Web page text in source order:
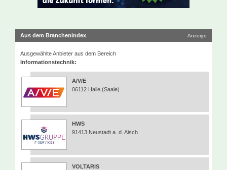
Aus dem Branchenindex Anzeige
Ausgewählte Anbieter aus dem Bereich
Informationstechnik:
A/V/E
06112 Halle (Saale)
HWS
91413 Neustadt a. d. Aisch
VOLTARIS